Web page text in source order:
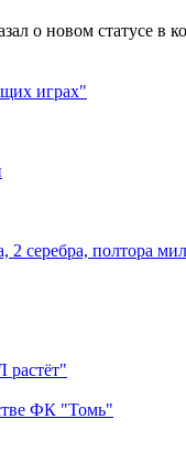
о новом статусе
играх"
серебра, полтора
растёт"
ФК "Томь"